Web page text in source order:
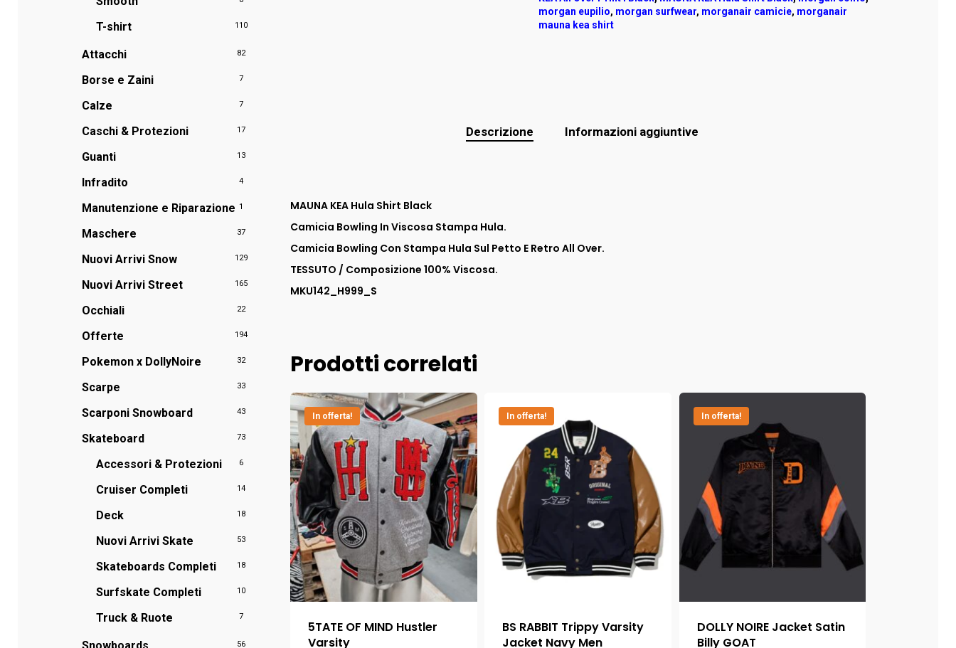
T-shirt 110
Attacchi 82
Borse e Zaini 7
Calze 7
Caschi & Protezioni 17
Guanti 13
Infradito 4
Manutenzione e Riparazione 1
Maschere 37
Nuovi Arrivi Snow 129
Nuovi Arrivi Street 165
Occhiali 22
Offerte 194
Pokemon x DollyNoire 32
Scarpe 33
Scarponi Snowboard 43
Skateboard 73
Accessori & Protezioni 6
Cruiser Completi 14
Deck 18
Nuovi Arrivi Skate 53
Skateboards Completi 18
Surfskate Completi 10
Truck & Ruote 7
56
morgan eupilio, morgan surfwear, morganair camicie, morganair
mauna kea shirt
Descrizione Informazioni aggiuntive
MAUNA KEA Hula Shirt Black
Camicia Bowling In Viscosa Stampa Hula.
Camicia Bowling Con Stampa Hula Sul Petto E Retro All Over.
TESSUTO / Composizione 100% Viscosa.
MKU142_H999_S
Prodotti correlati
In offerta!
5TATE OF MIND Hustler
Varsity
In offerta!
BS RABBIT Trippy Varsity
Jacket Navy Men
In offerta!
DOLLY NOIRE Jacket Satin
Billy GOAT